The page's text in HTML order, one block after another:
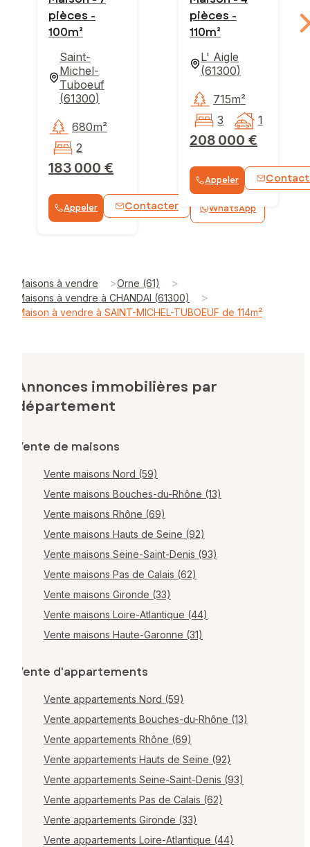
pièces -
100m²
Saint-
Michel-
Tuboeuf
(61300)
183 000 €
680m²
2
Appeler Contacter WhatsApp
pièces -
110m²
L' Aigle
(61300)
208 000 €
715m²
3
1
Appeler
Maisons à vendre >Orne (61) >
Maisons à vendre à CHANDAI (61300) >
Maison à vendre à SAINT-MICHEL-TUBOEUF de 114m²
Annonces immobilières par
département
Vente de maisons
Vente maisons Nord (59)
Vente maisons Bouches-du-Rhône (13)
Vente maisons Rhône (69)
Vente maisons Hauts de Seine (92)
Vente maisons Seine-Saint-Denis (93)
Vente maisons Pas de Calais (62)
Vente maisons Gironde (33)
Vente maisons Loire-Atlantique (44)
Vente maisons Haute-Garonne (31)
Vente d'appartements
Vente appartements Nord (59)
Vente appartements Bouches-du-Rhône (13)
Vente appartements Rhône (69)
Vente appartements Hauts de Seine (92)
Vente appartements Seine-Saint-Denis (93)
Vente appartements Pas de Calais (62)
Vente appartements Gironde (33)
Vente appartements Loire-Atlantique (44)